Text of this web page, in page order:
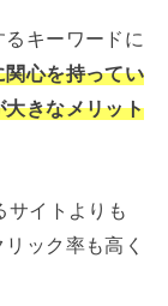
キーワードに
関心を持ってい
きなメリット
サイトよりも
ック率も高く